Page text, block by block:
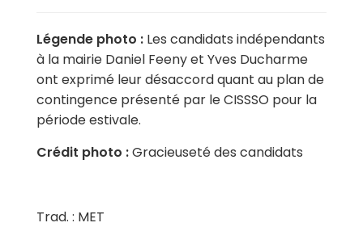
Légende photo : Les candidats indépendants
à la mairie Daniel Feeny et Yves Ducharme
ont exprimé leur désaccord quant au plan de
contingence présenté par le CISSSO pour la
période estivale.
Crédit photo :Gracieuseté des candidats
Trad. : MET